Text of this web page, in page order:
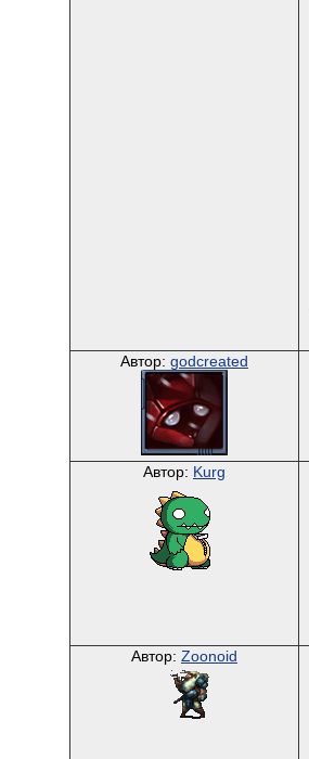
Автор: godcreated
Автор: Kurg
Автор: Zoonoid